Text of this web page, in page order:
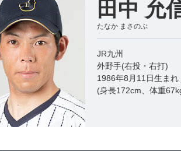
田中 允
たなか まさのぶ
JR九州
外野手(右投・右打)
1986年8月11日生まれ
(身長172cm、体重